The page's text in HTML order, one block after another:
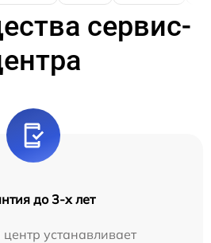
сервис-
до 3-х лет
устанавливает